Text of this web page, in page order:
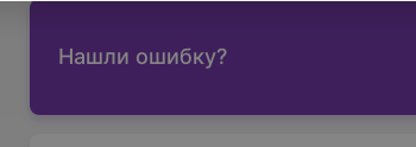
Нашли ошибку?